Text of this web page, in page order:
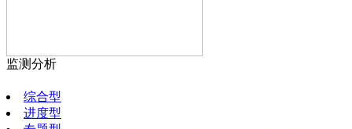
监测分析
综合型
进度型